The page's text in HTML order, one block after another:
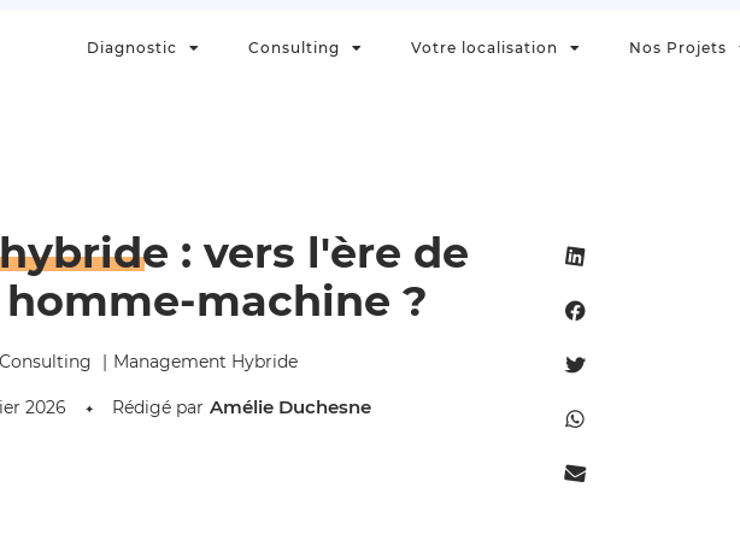
Diagnostic Consulting Votre localisation Nos Projets
: vers l'ère de
machine ?
Management Hybride
2026 ✦ Rédigé par Amélie Duchesne